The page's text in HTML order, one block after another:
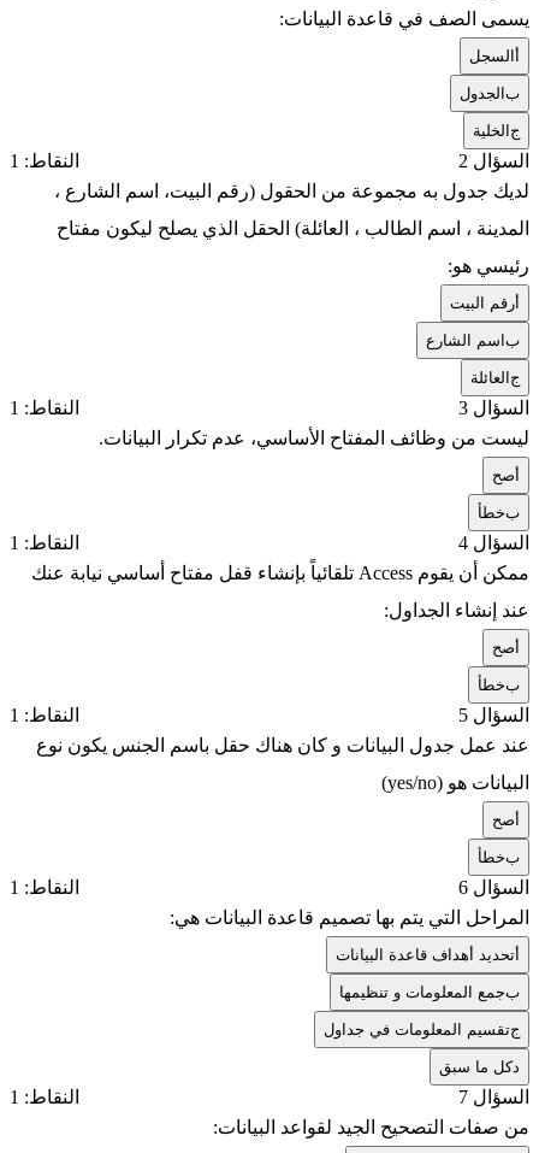
يسمى الصف في قاعدة البيانات:
السجل
بالجدول
جالخلية
السؤال 2
النقاط: 1
لديك جدول به مجموعة من الحقول (رقم البيت، اسم الشارع ،
المدينة ، اسم الطالب ، العائلة) الحقل الذي يصلح ليكون مفتاح
رئيسي هو:
رقم البيت
باسم الشارع
جالعائلة
السؤال 3
النقاط: 1
ليست من وظائف المفتاح الأساسي، عدم تكرار البيانات.
صح
بخطأ
السؤال 4
النقاط: 1
ممكن أن يقوم Access تلقائياً بإنشاء قفل مفتاح أساسي نيابة عنك
عند إنشاء الجداول:
صح
بخطأ
السؤال 5
النقاط: 1
عند عمل جدول البيانات و كان هناك حقل باسم الجنس يكون نوع
البيانات هو (yes/no)
صح
بخطأ
السؤال 6
النقاط: 1
المراحل التي يتم بها تصميم قاعدة البيانات هي:
تحديد أهداف قاعدة البيانات
بجمع المعلومات و تنظيمها
جتقسيم المعلومات في جداول
كل ما سبق
السؤال 7
النقاط: 1
من صفات التصحيح الجيد لقواعد البيانات: